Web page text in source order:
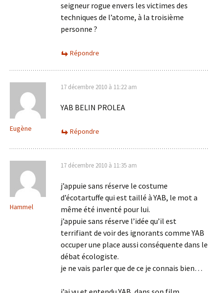
seigneur rogue envers les victimes des
techniques de l’atome, à la troisième
personne ?
Répondre
Eugène
17 décembre 2010 à 11:22 am
YAB BELIN PROLEA
Répondre
Hammel
17 décembre 2010 à 11:35 am
j’appuie sans réserve le costume
d’écotartuffe qui est taillé à YAB, le mot a
même été inventé pour lui.
j’appuie sans réserve l’idée qu’il est
terrifiant de voir des ignorants comme YAB
occuper une place aussi conséquente dans le
débat écologiste.
je ne vais parler que de ce je connais bien…